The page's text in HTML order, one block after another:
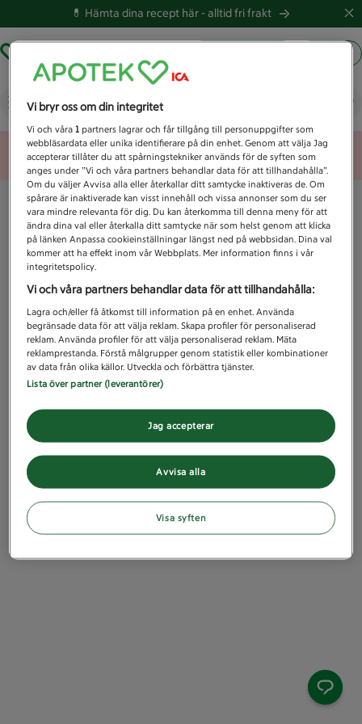
💊 Hämta dina recept här -alltid fri frakt
Vad letar du efter idag?
Unknown error
Vi bryr oss om din integritet
Vi och våra1 partners lagrar och får tillgång till personuppgifter som
webbläsardata eller unika identifierare på din enhet. Genom att välja Jag
accepterar tillåter du att spårningstekniker används för de syften som
anges under ”Vi och våra partners behandlar data för att tillhandahålla”.
Om du väljer Avvisa alla eller återkallar ditt samtycke inaktiveras de. Om
spårare är inaktiverade kan visst innehåll och vissa annonser som du ser
vara mindre relevanta för dig. Du kan återkomma till denna meny för att
ändra dina val eller återkalla ditt samtycke när som helst genom att klicka
på länken Anpassa cookieinställningar längst ned på webbsidan. Dina val
kommer att ha effekt inom vår Webbplats. Mer information finns i vår
integritetspolicy.
Vi och våra partners behandlar data för att tillhandahålla:
Lagra och/eller få åtkomst till information på en enhet. Använda
begränsade data för att välja reklam. Skapa profiler för personaliserad
reklam. Använda profiler för att välja personaliserad reklam. Mäta
reklamprestanda. Förstå målgrupper genom statistik eller kombinationer
av data från olika källor. Utveckla och förbättra tjänster.
Lista över partner (leverantörer)
Avvisa alla
Jag accepterar
Visa syften